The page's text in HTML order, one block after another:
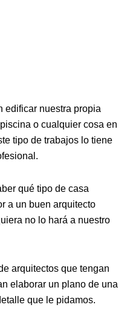
edificar nuestra propia
o cualquier cosa en
tipo de trabajos lo tiene
qué tipo de casa
a un buen arquitecto
no lo hará a nuestro
arquitectos que tengan
elaborar un plano de una
que le pidamos.